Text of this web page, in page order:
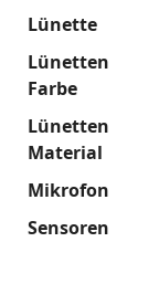
Lünette
Lünetten
Farbe
Lünetten
Material
Mikrofon
Sensoren